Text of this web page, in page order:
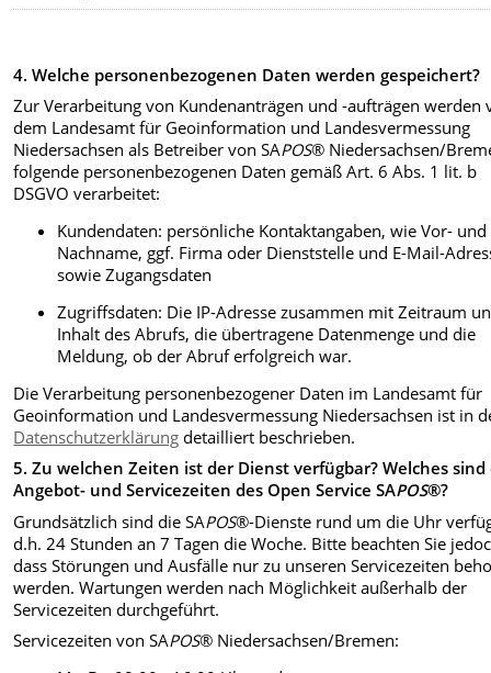
4. Welche personenbezogenen Daten werden gespeichert?
Zur Verarbeitung von Kundenanträgen und -aufträgen werden
dem Landesamt für Geoinformation und Landesvermessung
Niedersachsen als Betreiber von SAPOS® Niedersachsen/
folgende personenbezogenen Daten gemäß Art. 6 Abs. 1 lit. b
DSGVO verarbeitet:
Kundendaten: persönliche Kontaktangaben, wie Vor- und
Nachname, ggf. Firma oder Dienststelle und E-Mail-
sowie Zugangsdaten
Zugriffsdaten: Die IP-Adresse zusammen mit Zeitraum
Inhalt des Abrufs, die übertragene Datenmenge und die
Meldung, ob der Abruf erfolgreich war.
Die Verarbeitung personenbezogener Daten im Landesamt für
Geoinformation und Landesvermessung Niedersachsen ist in
Datenschutzerklärung detailliert beschrieben.
5. Zu welchen Zeiten ist der Dienst verfügbar? Welches sind
Angebot- und Servicezeiten des Open Service SAPOS®?
Grundsätzlich sind die SAPOS®-Dienste rund um die Uhr
d.h. 24 Stunden an 7 Tagen die Woche. Bitte beachten Sie
dass Störungen und Ausfälle nur zu unseren Servicezeiten
werden. Wartungen werden nach Möglichkeit außerhalb der
Servicezeiten durchgeführt.
Servicezeiten von SAPOS® Niedersachsen/Bremen: